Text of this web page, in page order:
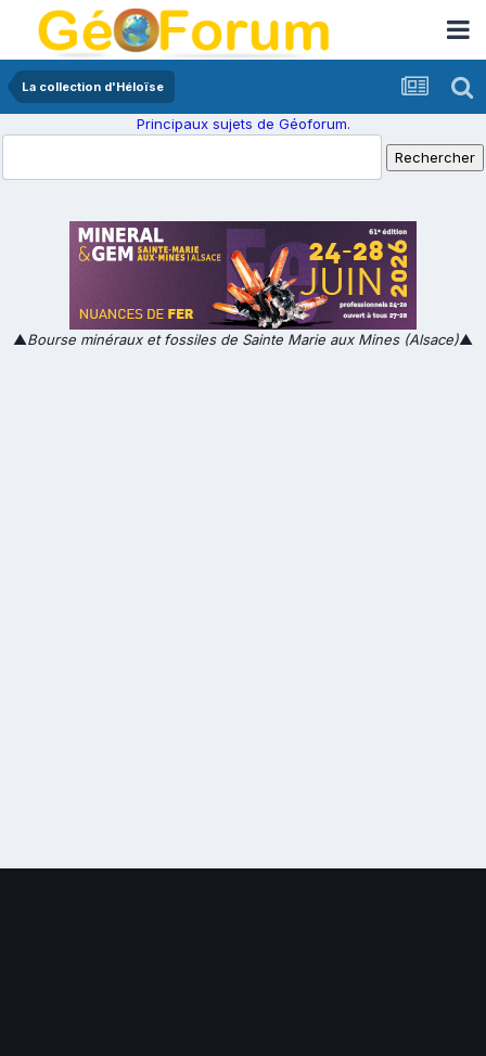
La collection d'Héloïse
Principaux sujets de Géoforum.
▲Bourse minéraux et fossiles de Sainte Marie aux Mines (Alsace)▲